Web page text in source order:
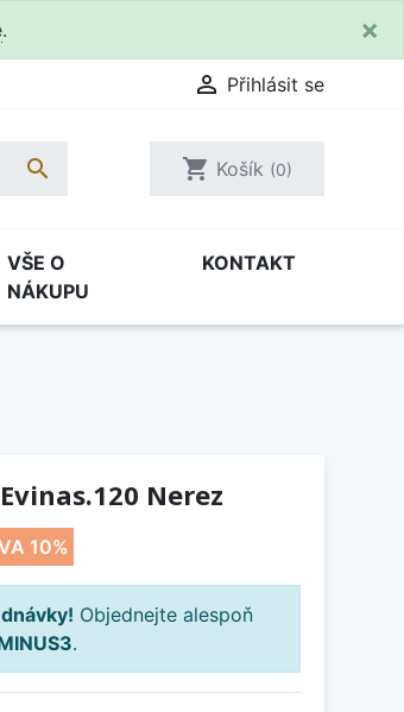
. ×
 Přihlásit se
 shopping_cart Košík (0)
VŠE O
NÁKUPU
KONTAKT
Nerez
10%
Objednejte alespoň
.